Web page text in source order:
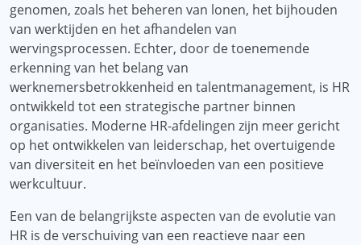
genomen, zoals het beheren van lonen, het bijhouden
van werktijden en het afhandelen van
wervingsprocessen. Echter, door de toenemende
erkenning van het belang van
werknemersbetrokkenheid en talentmanagement, is HR
ontwikkeld tot een strategische partner binnen
organisaties. Moderne HR-afdelingen zijn meer gericht
op het ontwikkelen van leiderschap, het overtuigende
van diversiteit en het beïnvloeden van een positieve
werkcultuur.
Een van de belangrijkste aspecten van de evolutie van
HR is de verschuiving van een reactieve naar een